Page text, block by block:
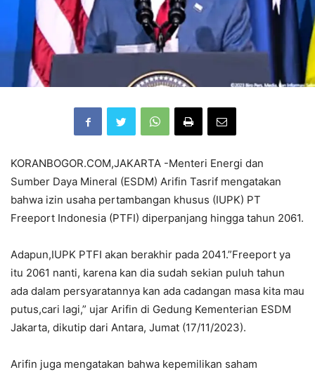
KORANBOGOR.COM,JAKARTA -Menteri Energi dan
Sumber Daya Mineral (ESDM) Arifin Tasrif mengatakan
bahwa izin usaha pertambangan khusus (IUPK) PT
Freeport Indonesia (PTFI) diperpanjang hingga tahun 2061.
Adapun,IUPK PTFI akan berakhir pada 2041.”Freeport ya
itu 2061 nanti, karena kan dia sudah sekian puluh tahun
ada dalam persyaratannya kan ada cadangan masa kita mau
putus,cari lagi,” ujar Arifin di Gedung Kementerian ESDM
Jakarta, dikutip dari Antara, Jumat (17/11/2023).
Arifin juga mengatakan bahwa kepemilikan saham